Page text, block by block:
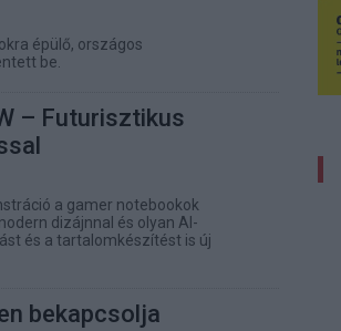
épülő, országos
be.
– Futurisztikus
a gamer notebookok
dizájnnal és olyan AI-
és a tartalomkészítést is új
bekapcsolja